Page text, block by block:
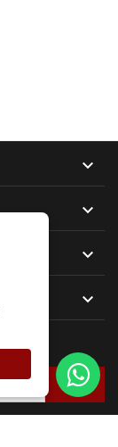



